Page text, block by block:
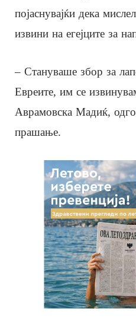
појаснувајќи дека
извини на егејците за
– Стануваше збор за
Евреите, им се
Аврамовска Мадиќ,
прашање.